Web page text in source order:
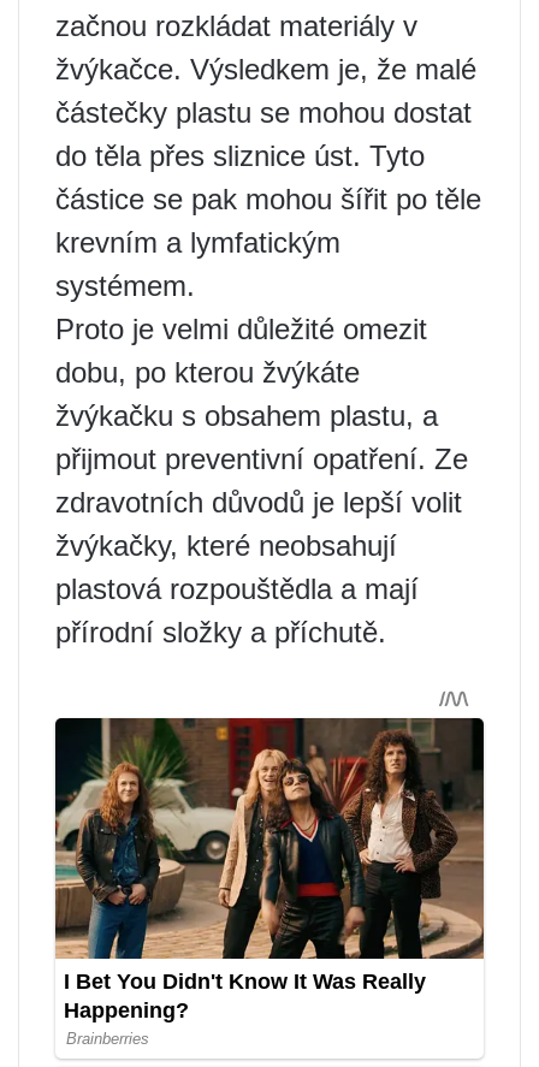
začnou rozkládat materiály v
žvýkačce. Výsledkem je, že malé
částečky plastu se mohou dostat
do těla přes sliznice úst. Tyto
částice se pak mohou šířit po těle
krevním a lymfatickým
systémem.
Proto je velmi důležité omezit
dobu, po kterou žvýkáte
žvýkačku s obsahem plastu, a
přijmout preventivní opatření. Ze
zdravotních důvodů je lepší volit
žvýkačky, které neobsahují
plastová rozpouštědla a mají
přírodní složky a příchutě.